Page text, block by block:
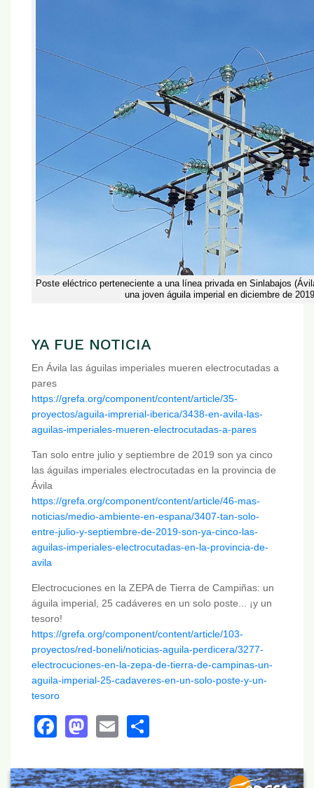
Poste eléctrico perteneciente a una línea privada en Sinlabajos
una joven águila imperial en diciembre de
YA FUE NOTICIA
En Ávila las águilas imperiales mueren electrocutadas a
pares
https://grefa.org/component/content/article/35-
proyectos/aguila-imprerial-iberica/3438-en-avila-las-
aguilas-imperiales-mueren-electrocutadas-a-pares
Tan solo entre julio y septiembre de 2019 son ya cinco
las águilas imperiales electrocutadas en la provincia de
Ávila
https://grefa.org/component/content/article/46-mas-
noticias/medio-ambiente-en-espana/3407-tan-solo-
entre-julio-y-septiembre-de-2019-son-ya-cinco-las-
aguilas-imperiales-electrocutadas-en-la-provincia-de-
avila
Electrocuciones en la ZEPA de Tierra de Campiñas: un
águila imperial, 25 cadáveres en un solo poste... ¡y un
tesoro!
https://grefa.org/component/content/article/103-
proyectos/red-boneli/noticias-aguila-perdicera/3277-
electrocuciones-en-la-zepa-de-tierra-de-campinas-un-
aguila-imperial-25-cadaveres-en-un-solo-poste-y-un-
tesoro
Facebook
Mastodon
Email